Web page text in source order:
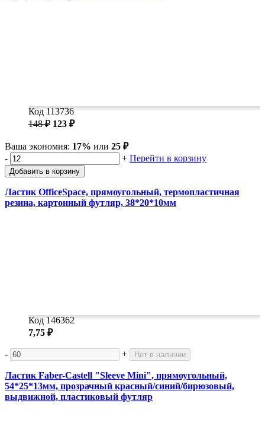
Код 113736
148 ₽ 123 ₽
Ваша экономия: 17% или 25 ₽
-
+ Перейти в корзину
Добавить в корзину
Ластик OfficeSpace, прямоугольный, термопластичная
резина, картонный футляр, 38*20*10мм
Код 146362
7,75 ₽
- + Нет в наличии
Ластик Faber-Castell "Sleeve Mini", прямоугольный,
54*25*13мм, прозрачный красный/синий/бирюзовый,
выдвижной, пластиковый футляр